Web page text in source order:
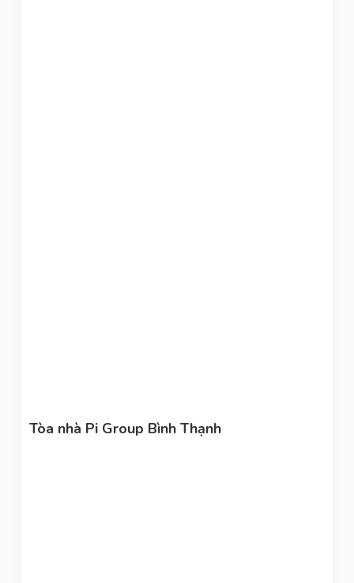
Tòa nhà Pi Group Bình Thạnh